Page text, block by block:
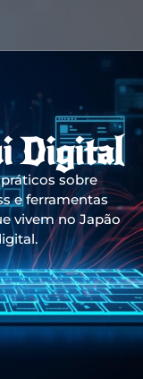
Digital
sobre
e ferramentas
vivem no Japão